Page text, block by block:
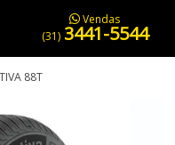
NOSSA LOJA
Vendas
(31) 3441-5544
88T